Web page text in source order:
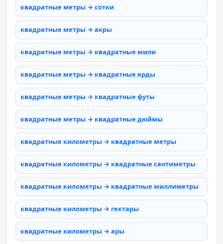
квадратные метры → сотки
квадратные метры → акры
квадратные метры → квадратные мили
квадратные метры → квадратные ярды
квадратные метры → квадратные футы
квадратные метры → квадратные дюймы
квадратные километры → квадратные метры
квадратные километры → квадратные сантиметры
квадратные километры → квадратные миллиметры
квадратные километры → гектары
квадратные километры → ары